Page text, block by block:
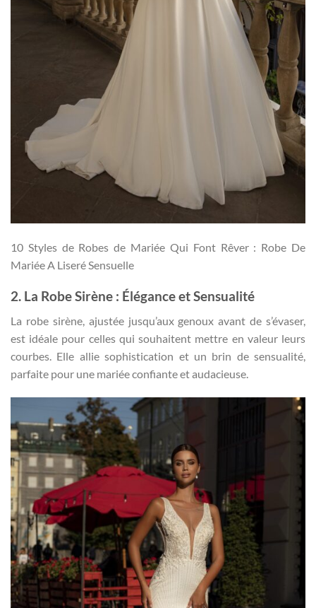
10 Styles de Robes de Mariée Qui Font Rêver : Robe De
Mariée A Liseré Sensuelle
2. La Robe Sirène : Élégance et Sensualité
La robe sirène, ajustée jusqu’aux genoux avant de s’évaser,
est idéale pour celles qui souhaitent mettre en valeur leurs
courbes. Elle allie sophistication et un brin de sensualité,
parfaite pour une mariée confiante et audacieuse.